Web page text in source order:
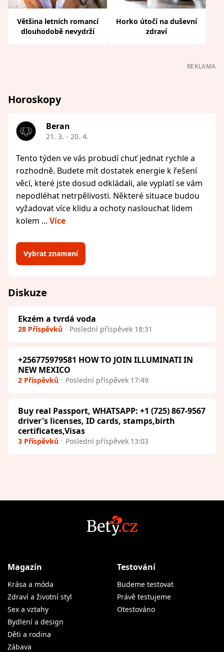
Většina letních romancí
dlouhodobě nevydrží
Horko útočí na duševní
zdraví
REKLAMA
Horoskopy
Beran
21. 3. - 20. 4.
Tento týden ve vás probudí chuť jednat rychle a
rozhodně. Budete mít dostatek energie k řešení
věcí, které jste dosud odkládali, ale vyplatí se vám
nepodléhat netrpělivosti. Některé situace budou
vyžadovat více klidu a ochoty naslouchat lidem
kolem ... Více
Vybrat znamení
Diskuze
Ekzém a tvrdá voda
28 Příspěvků Poslední příspěvek 18:31
+256775979581 HOW TO JOIN ILLUMINATI IN
NEW MEXICO
2 Příspěvků Poslední příspěvek 17:49
Buy real Passport, WHATSAPP: +1 (725) 867-9567
driver's licenses, ID cards, stamps,birth
certificates,Visas
3 Příspěvků Poslední příspěvek 13:03
Magazín
Krása a móda
Zdraví a životní styl
Sex a vztahy
Bydlení a design
Děti a rodina
Zábava
Testování
Budeme testovat
Právě testujeme
Otestováno